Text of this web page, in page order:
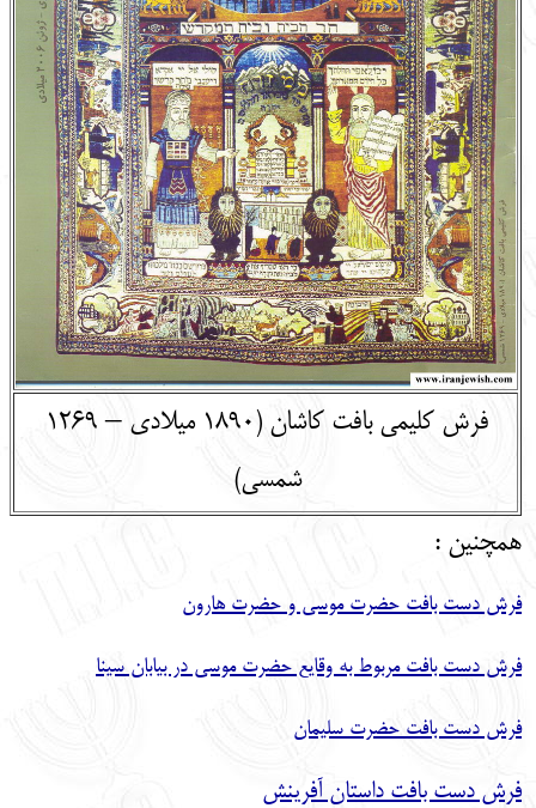
فرش کلیمی بافت کاشان (1890 میلادی – 1269
شمسی)
همچنین :
فرش دست بافت حضرت موسی و حضرت هارون
فرش دست بافت مربوط به وقایع حضرت موسی در بیابان سینا
فرش دست بافت حضرت سلیمان
فرش دست بافت داستان آفرینش